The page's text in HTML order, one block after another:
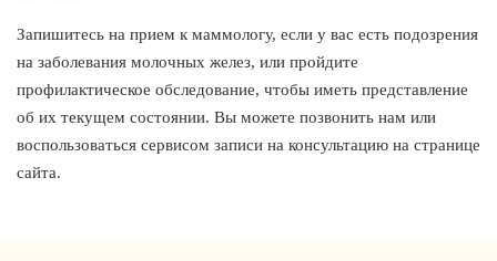
Запишитесь на прием к маммологу, если у вас есть подозрения
на заболевания молочных желез, или пройдите
профилактическое обследование, чтобы иметь представление
об их текущем состоянии. Вы можете позвонить нам или
воспользоваться сервисом записи на консультацию на странице
сайта.